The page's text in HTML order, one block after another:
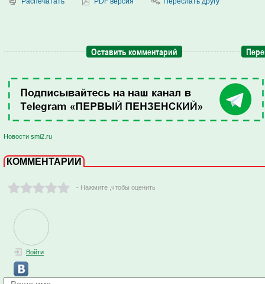
Оставить комментарий
Новости smi2.ru
КОММЕНТАРИИ
- Нажмите ,чтобы оценить
Войти